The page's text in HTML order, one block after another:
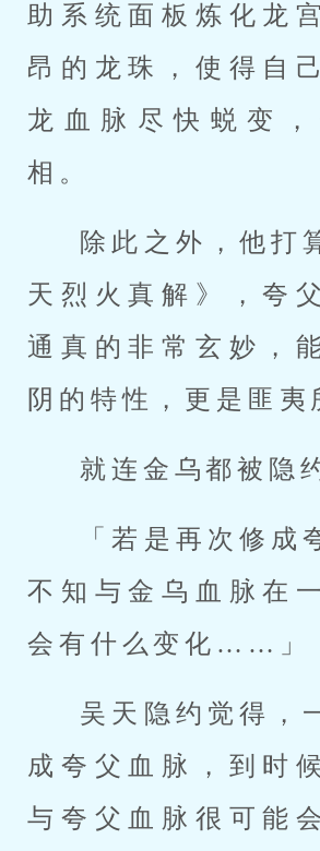
助系统面板炼化龙
昂的龙珠，使得自
龙血脉尽快蜕变
相。
除此之外，他打
天烈火真解》，夸
通真的非常玄妙，
阴的特性，更是匪夷
就连金乌都被
「若是再次修成
不知与金乌血脉在
会有什么变化……」
吴天隐约觉得，
成夸父血脉，到时
与夸父血脉很可能